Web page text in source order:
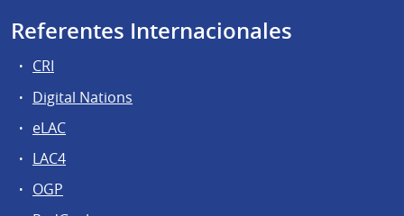
Referentes Internacionales
CRI
Digital Nations
eLAC
LAC4
OGP